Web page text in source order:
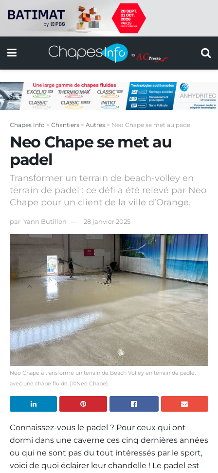
Chapes Info > Chantiers > Autres > Neo Chape se met au padel
Neo Chape se met au
padel
Transformer un terrain de beach-volley en
terrain de padel : ce défi a été relevé par Neo
Chape pour un client de la ville d’Orange.
par Yann Butillon 28 janvier 2025
Neo Chape a transformé un terrain de Beach Volley en terrain de padle,
avec une chape fluide. [©Neo Chape]
Connaissez-vous le padel ? Pour ceux qui ont
dormi dans une caverne ces cinq dernières années
ou qui ne sont pas du tout intéressés par le sport,
voici de quoi éclairer leur chandelle ! Le padel est